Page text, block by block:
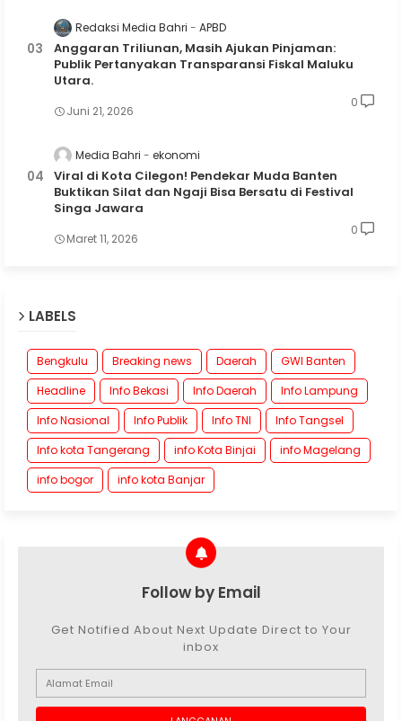
Redaksi Media Bahri APBD
Anggaran Triliunan, Masih Ajukan Pinjaman:
Publik Pertanyakan Transparansi Fiskal Maluku
Utara.
Juni 21, 2026
0
Media Bahri ekonomi
Viral di Kota Cilegon! Pendekar Muda Banten
Buktikan Silat dan Ngaji Bisa Bersatu di Festival
Singa Jawara
Maret 11, 2026
0
LABELS
Bengkulu Breaking news Daerah
GWI Banten
Headline
Info Bekasi Info Daerah
Info Lampung
Info Nasional
Info Publik Info TNI
Info Tangsel
Info kota Tangerang
info Kota Binjai
info Magelang
info bogor
info kota Banjar
Follow by Email
Get Notified About Next Update Direct to Your
inbox